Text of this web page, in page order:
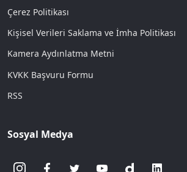
Çerez Politikası
Kişisel Verileri Saklama ve İmha Politikası
Kamera Aydınlatma Metni
KVKK Başvuru Formu
RSS
Sosyal Medya